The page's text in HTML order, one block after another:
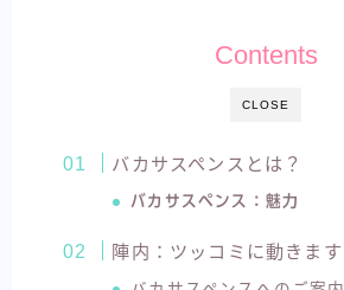
CLOSE
Contents
バカサスペンスとは？
バカサスペンス：魅力
陣内：ツッコミに動きます